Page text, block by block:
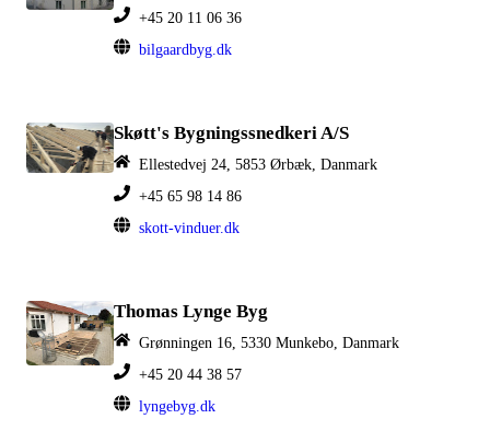
+45 20 11 06 36
bilgaardbyg.dk
Skøtt's Bygningssnedkeri A/S
Ellestedvej 24, 5853 Ørbæk, Danmark
+45 65 98 14 86
skott-vinduer.dk
Thomas Lynge Byg
Grønningen 16, 5330 Munkebo, Danmark
+45 20 44 38 57
lyngebyg.dk